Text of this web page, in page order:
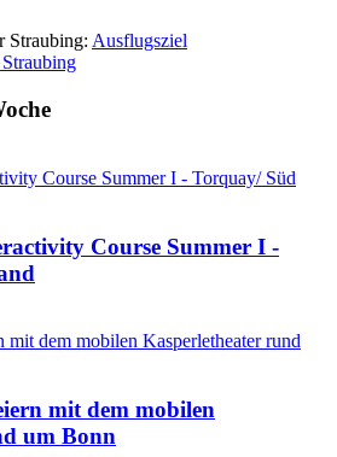
Straubing: Ausflugsziel
Course Summer I -
mit dem mobilen
um Bonn